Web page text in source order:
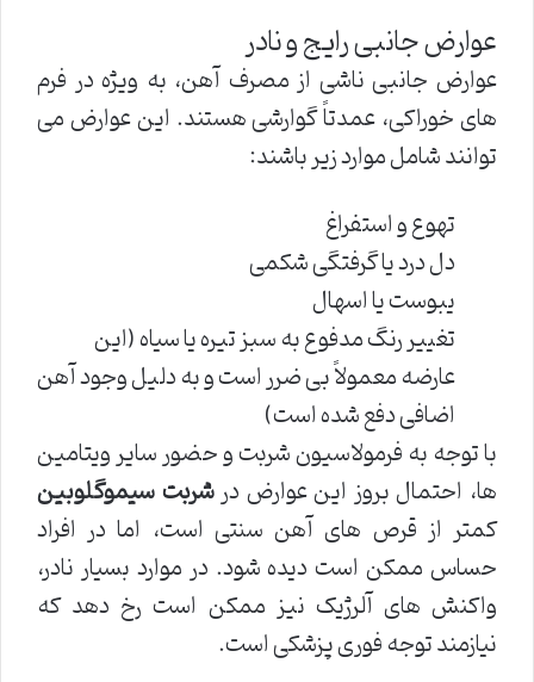
عوارض جانبی رایج و نادر
عوارض جانبی ناشی از مصرف آهن، به ویژه در فرم
های خوراکی، عمدتاً گوارشی هستند. این عوارض می
توانند شامل موارد زیر باشند:
تهوع و استفراغ
دل درد یا گرفتگی شکمی
یبوست یا اسهال
تغییر رنگ مدفوع به سبز تیره یا سیاه (این
عارضه معمولاً بی ضرر است و به دلیل وجود آهن
اضافی دفع شده است)
با توجه به فرمولاسیون شربت و حضور سایر ویتامین
ها، احتمال بروز این عوارض درشربت سیموگلوبین
کمتر از قرص های آهن سنتی است، اما در افراد
حساس ممکن است دیده شود. در موارد بسیار نادر،
واکنش های آلرژیک نیز ممکن است رخ دهد که
نیازمند توجه فوری پزشکی است.